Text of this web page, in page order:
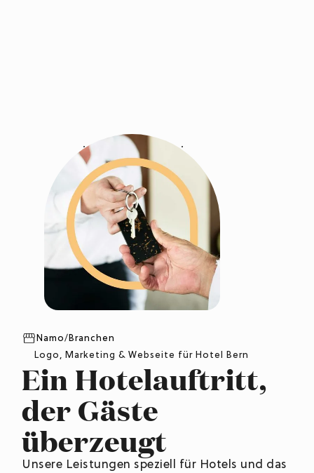
Namo/Branchen
Logo, Marketing & Webseite für Hotel Bern
Ein Hotelauftritt,
der Gäste
überzeugt
Unsere Leistungen speziell für Hotels und das